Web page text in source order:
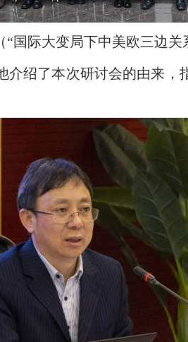
（“国际大变局下中美欧三边关
绍了本次研讨会的由来